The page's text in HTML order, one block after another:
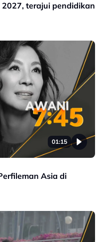
terajui pendidikan
01:15
Asia di